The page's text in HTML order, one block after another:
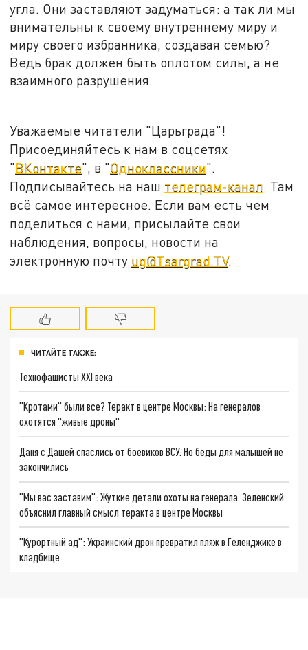
угла. Они заставляют задуматься: а так ли мы
внимательны к своему внутреннему миру и
миру своего избранника, создавая семью?
Ведь брак должен быть оплотом силы, а не
взаимного разрушения.
Уважаемые читатели "Царьграда"!
Присоединяйтесь к нам в соцсетях
"ВКонтакте", в "Одноклассники".
Подписывайтесь на наш телеграм-канал. Там
всё самое интересное. Если вам есть чем
поделиться с нами, присылайте свои
наблюдения, вопросы, новости на
электронную почту ug@Tsargrad.TV.
ЧИТАЙТЕ ТАКЖЕ:
Технофашисты XXI века
"Кротами" были все? Теракт в центре Москвы: На генералов
охотятся "живые дроны"
Даня с Дашей спаслись от боевиков ВСУ. Но беды для малышей не
закончились
"Мы вас заставим": Жуткие детали охоты на генерала. Зеленский
объяснил главный смысл теракта в центре Москвы
"Курортный ад": Украинский дрон превратил пляж в Геленджике в
кладбище